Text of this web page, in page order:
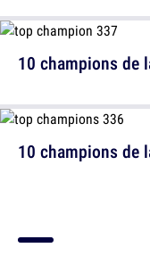
10 champions de
10 champions de